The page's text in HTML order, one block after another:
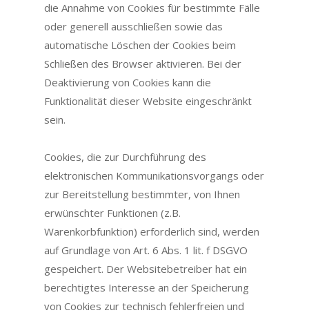
die Annahme von Cookies für bestimmte Fälle
oder generell ausschließen sowie das
automatische Löschen der Cookies beim
Schließen des Browser aktivieren. Bei der
Deaktivierung von Cookies kann die
Funktionalität dieser Website eingeschränkt
sein.
Cookies, die zur Durchführung des
elektronischen Kommunikationsvorgangs oder
zur Bereitstellung bestimmter, von Ihnen
erwünschter Funktionen (z.B.
Warenkorbfunktion) erforderlich sind, werden
auf Grundlage von Art. 6 Abs. 1 lit. f DSGVO
gespeichert. Der Websitebetreiber hat ein
berechtigtes Interesse an der Speicherung
von Cookies zur technisch fehlerfreien und